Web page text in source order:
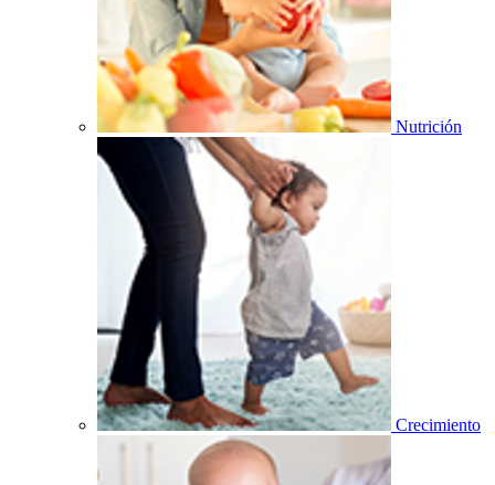
Nutrición
Crecimiento